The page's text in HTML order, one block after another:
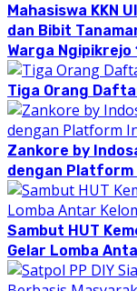
Mahasiswa KKN
dan Bibit
Warga Ngipikrejo
Tiga Orang
Zankore by
dengan
Sambut HUT
Gelar Lomba